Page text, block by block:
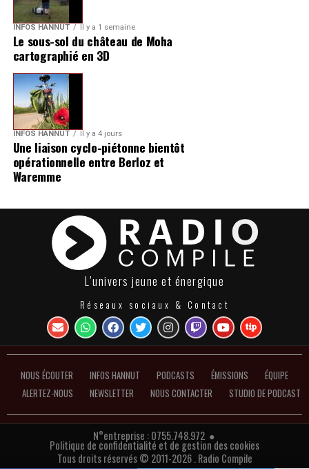
INFOS HANNUT Il y a 1 semaine
Le sous-sol du château de Moha
cartographié en 3D
INFOS HANNUT Il y a 4 jours
Une liaison cyclo-piétonne bientôt
opérationnelle entre Berloz et
Waremme
L’univers jeune et énergique
Réseaux sociaux & Contact
NOUS ÉCOUTER INFOS HANNUT PODCASTS ÉMISSIONS
ÉQUIPE
ALERTEZ-NOUS
NEWSLETTER NOUS CONTACTER STUDIO DE PODCAST
N°entreprise : 0755.748.972 ●
Politique de confidentialité et de gestion des cookies
Tous droits réservés © 2011-2026 . Radio Compile